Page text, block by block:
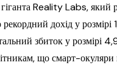
Reality Labs, який
дохід у
збиток у
що смарт-окуляри